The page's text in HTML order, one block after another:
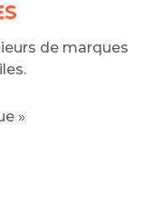
de marques
»